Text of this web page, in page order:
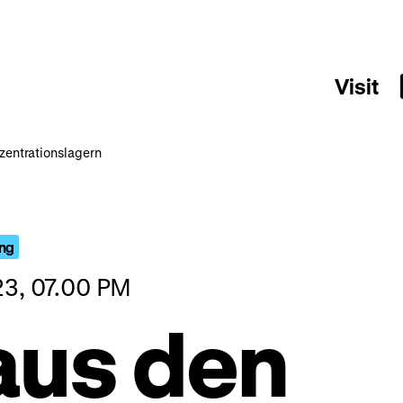
Visit
07.00 PM
den